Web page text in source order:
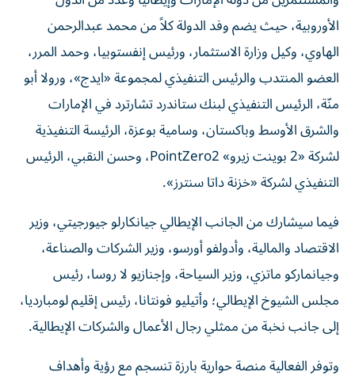
الأوروبية، حيث يضم وفد الدولة كلاً من محمد عبدالرحمن
الهاوي، وكيل وزارة الاستثمار، ورئيس إنفستوبيا، وحمد المرر،
العضو المنتدب والرئيس التنفيذي لمجموعة «ايدج»، ورولا أبو
منّة، الرئيس التنفيذي لبنك ستاندرد تشارترد في الإمارات
والشرق الأوسط وباكستان، وسامية بوعزة، الرئيسة التنفيذية
لشركة «2 بوينت زيرو» PointZero2، وحسن النقبي، الرئيس
التنفيذي لشركة «خزنة داتا سنترز».
فيما سيشارك من الجانب الإيطالي جيانكارلو جيورجيتي، وزير
الاقتصاد والمالية، وأدولفو أورسو، وزير الشركات والصناعة،
وجيانماركو ماتزي، وزير السياحة، وإجنازيو لا روسا، رئيس
مجلس الشيوخ الإيطالي؛ وأتيليو فونتانا، رئيس إقليم لومبارديا،
إلى جانب نخبة من ممثلي رجال الأعمال والشركات الإيطالية.
وتوفر الفعالية منصة حوارية بارزة تنسجم مع رؤية وأهداف